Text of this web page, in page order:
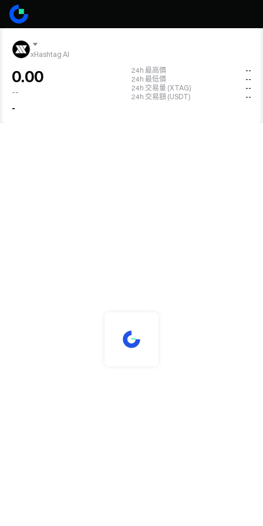
xHashtag AI
0.00
--
-
24h 最高價
--
24h 最低價
--
24h 交易量 (XTAG)
--
24h 交易額 (USDT)
--